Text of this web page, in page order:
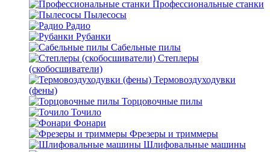
Профессиональные станки
Пылесосы
Радио
Рубанки
Сабельные пилы
Степлеры
(скобосшиватели)
Термовоздуходувки
(фены)
Торцовочные пилы
Точило
Фонари
Фрезеры и триммеры
Шлифовальные машины